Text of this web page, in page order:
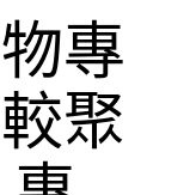
專
聚